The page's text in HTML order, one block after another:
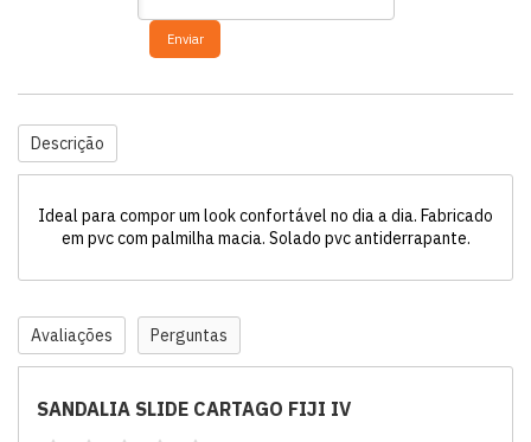
Enviar
Descrição
Ideal para compor um look confortável no dia a dia. Fabricado
em pvc com palmilha macia. Solado pvc antiderrapante.
Avaliações Perguntas
SANDALIA SLIDE CARTAGO FIJI IV